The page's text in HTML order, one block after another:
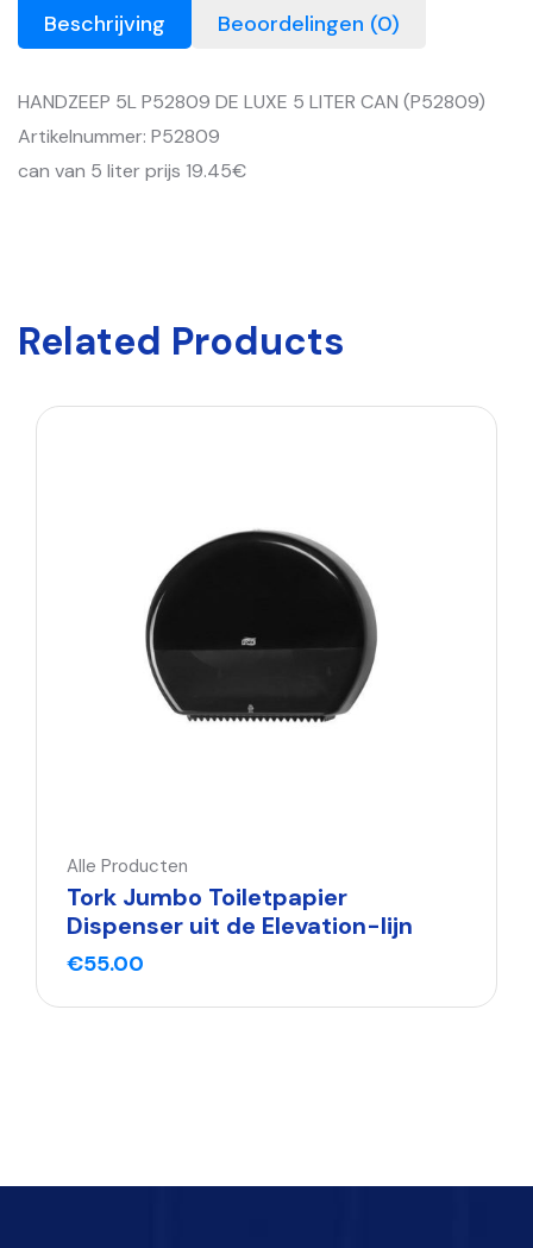
Beschrijving Beoordelingen (0)
HANDZEEP 5L P52809 DE LUXE 5 LITER CAN (P52809)
Artikelnummer: P52809
can van 5 liter prijs 19.45€
Related Products
Alle Producten
Tork Jumbo Toiletpapier
Dispenser uit de Elevation-lijn
€55.00